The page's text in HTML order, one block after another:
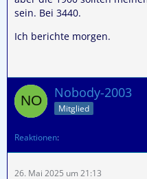
sein. Bei 3440.
Ich berichte morgen.
Nobody-2003
Mitglied
Reaktionen
26. Mai 2025 um 21:13